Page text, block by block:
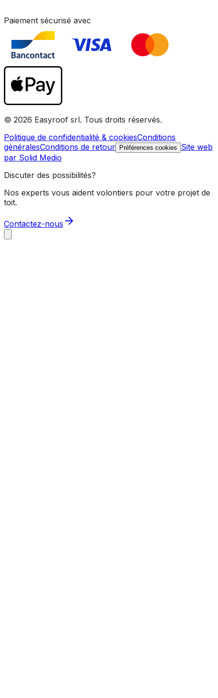
Paiement sécurisé avec
© 2026 Easyroof srl. Tous droits réservés.
Politique de confidentialité & cookiesConditions
généralesConditions de retour Préférences cookies
Site web
par Solid Medio
Discuter des possibilités?
Nos experts vous aident volontiers pour votre projet de
toit.
Contactez-nous